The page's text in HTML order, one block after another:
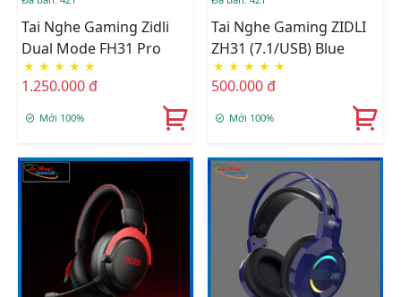
Tai Nghe Gaming Zidli
Dual Mode FH31 Pro
★ ★ ★ ★ ★
1.250.000 đ
Mới 100%
Tai Nghe Gaming ZIDLI
ZH31 (7.1/USB) Blue
★ ★ ★ ★ ★
500.000 đ
Mới 100%